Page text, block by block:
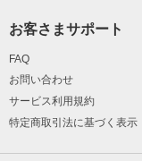
お客さまサポート
FAQ
お問い合わせ
サービス利用規約
特定商取引法に基づく表示